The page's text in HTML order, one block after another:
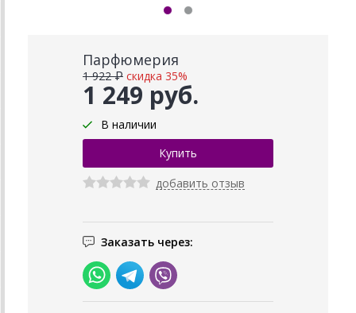
Парфюмерия
1 249 руб.
1 922 ₽ скидка 35%
В наличии
добавить отзыв
Заказать через: